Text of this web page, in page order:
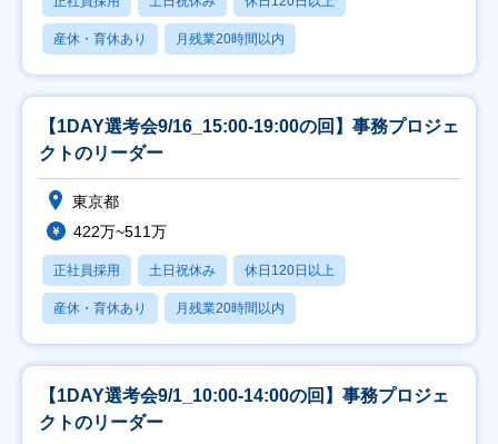
産休・育休あり 月残業20時間以内
【1DAY選考会9/16_15:00-19:00の回】事務プロジェ
クトのリーダー
東京都
422万~511万
正社員採用 土日祝休み 休日120日以上
産休・育休あり 月残業20時間以内
【1DAY選考会9/1_10:00-14:00の回】事務プロジェ
クトのリーダー